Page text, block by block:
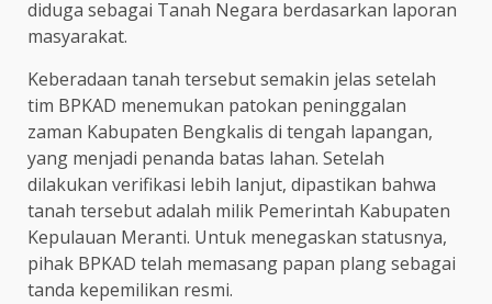
diduga sebagai Tanah Negara berdasarkan laporan
masyarakat.
Keberadaan tanah tersebut semakin jelas setelah
tim BPKAD menemukan patokan peninggalan
zaman Kabupaten Bengkalis di tengah lapangan,
yang menjadi penanda batas lahan. Setelah
dilakukan verifikasi lebih lanjut, dipastikan bahwa
tanah tersebut adalah milik Pemerintah Kabupaten
Kepulauan Meranti. Untuk menegaskan statusnya,
pihak BPKAD telah memasang papan plang sebagai
tanda kepemilikan resmi.